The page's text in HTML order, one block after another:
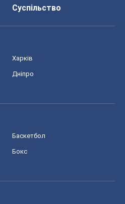
Суспільство
Харків
Дніпро
Баскетбол
Бокс